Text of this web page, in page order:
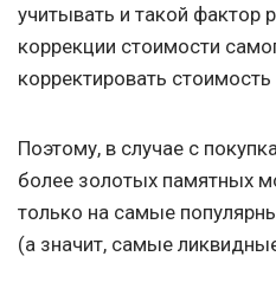
учитывать и такой фактор
коррекции стоимости
корректировать
Поэтому, в случае с
более золотых памятных
только на самые
(а значит, самые